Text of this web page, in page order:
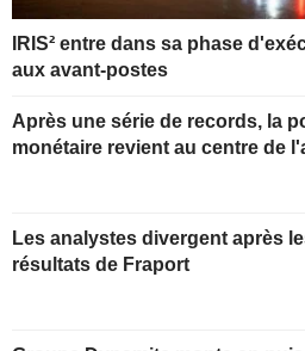
IRIS² entre dans sa phase
aux avant-postes
Après une série de records, la
monétaire revient au centre de
Les analystes divergent après
résultats de Fraport